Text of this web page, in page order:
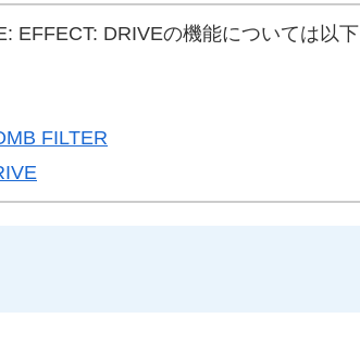
EFFECT: DRIVEの機能については以下
FILTER